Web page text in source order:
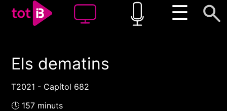
☰
00:00 00:00
1x
Els dematins
T2021 - Capítol 682
🕓 157 minuts